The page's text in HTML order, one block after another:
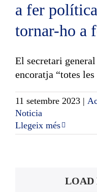
a fer
tornar-ho a
El secretari
encoratja “totes
11 setembre 2023 |
Noticia
Llegeix més
LOAD